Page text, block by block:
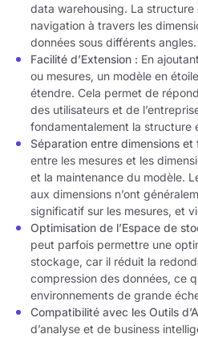
data warehousing. La structure
navigation à travers les
données sous différents angles.
Facilité d’Extension : En
ou mesures, un modèle en
étendre. Cela permet de
des utilisateurs et de
fondamentalement la structure
Séparation entre dimensions et
entre les mesures et les
et la maintenance du modèle.
aux dimensions n’ont
significatif sur les mesures, et
Optimisation de l’Espace de
peut parfois permettre une
stockage, car il réduit la
compression des données, ce
environnements de grande
Compatibilité avec les Outils
d’analyse et de business